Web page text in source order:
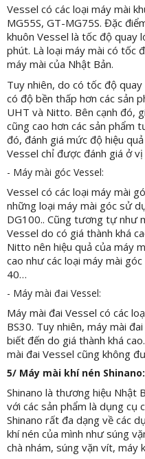
Vessel có các loại máy mài
MG55S, GT-MG75S. Đặc
khuôn Vessel là tốc độ
phút. Là loại máy mài có tốc
máy mài của Nhật Bản.
Tuy nhiên, do có tốc độ
có độ bền thấp hơn các sản
UHT và Nitto. Bên cạnh đó,
cũng cao hơn các sản phẩm
đó, đánh giá mức độ hiệu
Vessel chỉ được đánh giá ở
- Máy mài góc Vessel:
Vessel có các loại máy mài
những loại máy mài góc sử
DG100.. Cũng tương tự như
Vessel do có giá thành khá
Nitto nên hiệu quả của máy
cao như các loại máy mài
40…
- Máy mài đai Vessel:
Máy mài đai Vessel có các
BS30. Tuy nhiên, máy mài
biết đến do giá thành khá
mài đai Vessel cũng không
5/ Máy mài khí nén Shinano:
Shinano là thương hiệu Nhật
với các sản phẩm là dụng cụ
Shinano rất đa dạng về các
khí nén của mình như súng
chà nhám, súng vặn vít, máy